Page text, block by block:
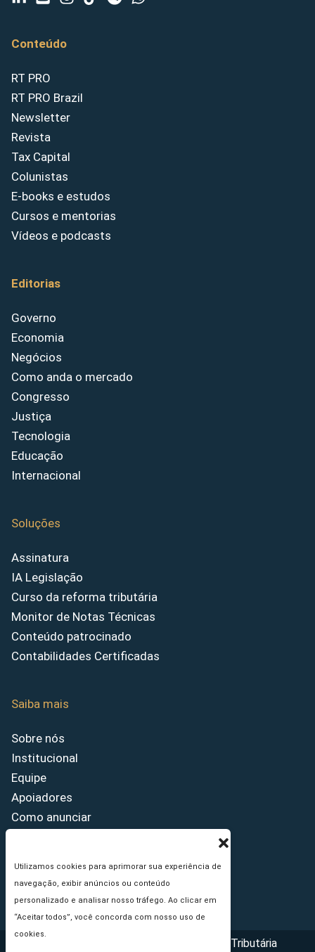
Utilizamos cookies para aprimorar sua experiência de
navegação, exibir anúncios ou conteúdo
personalizado e analisar nosso tráfego. Ao clicar em
“Aceitar todos”, você concorda com nosso uso de
cookies.
Conteúdo
RT PRO
RT PRO Brazil
Newsletter
Revista
Tax Capital
Colunistas
E-books e estudos
Cursos e mentorias
Vídeos e podcasts
Editorias
Governo
Economia
Negócios
Como anda o mercado
Congresso
Justiça
Tecnologia
Educação
Internacional
Soluções
Assinatura
IA Legislação
Curso da reforma tributária
Monitor de Notas Técnicas
Conteúdo patrocinado
Contabilidades Certificadas
Saiba mais
Sobre nós
Institucional
Equipe
Apoiadores
Como anunciar
Princípios Editoriais
Copyright © 2026 - Portal da Reforma Tributária